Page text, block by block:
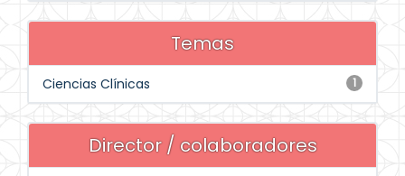
Temas
1
Ciencias Clínicas
Director / colaboradores